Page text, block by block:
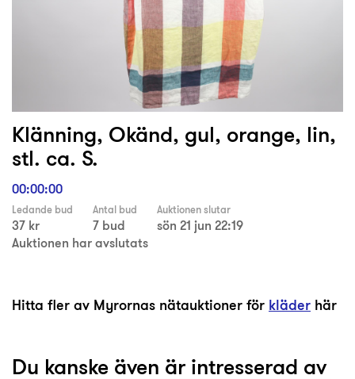
Klänning, Okänd, gul, orange, lin,
stl. ca. S.
00:00:00
Ledande bud
37 kr
Antal bud
7 bud
Auktionen slutar
sön 21 jun 22:19
Auktionen har avslutats
Hitta fler av Myrornas nätauktioner för kläder här
Du kanske även är intresserad av